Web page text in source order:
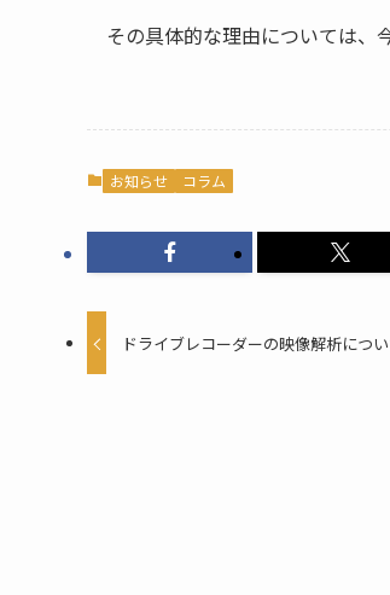
その具体的な理由については、
お知らせ コラム
ドライブレコーダーの映像解析につ